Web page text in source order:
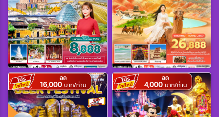
ตั้งแต่วันที่
ถึงวันที่
เฉพาะเดือน
ลด
16,000 บาท/ท่าน
ลด
4,000 บาท/ท่าน